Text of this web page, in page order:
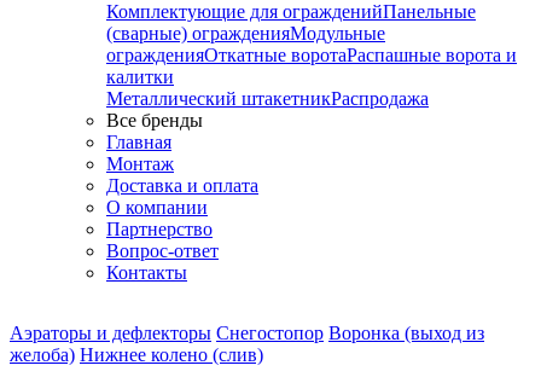
Комплектующие для огражденийПанельные
(сварные) огражденияМодульные
огражденияОткатные воротаРаспашные ворота и
калитки
Металлический штакетникРаспродажа
Все бренды
Главная
Монтаж
Доставка и оплата
О компании
Партнерство
Вопрос-ответ
Контакты
Аэраторы и дефлекторы Снегостопор Воронка (выход из
желоба) Нижнее колено (слив)